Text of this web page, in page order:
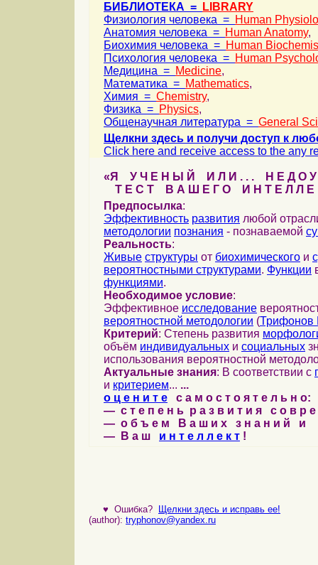
БИБЛИОТЕКА =
LIBRARY
Физиология человека = Human
Анатомия человека = Human Anatomy,
Биохимия человека = Human
Психология человека = Human
Медицина = Medicine,
Математика = Mathematics,
Химия = Chemistry,
Физика = Physics,
Общенаучная литература = General
Щелкни здесь и получи доступ к
Click here and receive access to the any
«Я У Ч Е Н Ы Й И Л И . . . Н Е Д О У
Т Е С Т В А Ш Е Г О И Н Т Е Л Л Е
Предпосылка:
Эффективность развития любой
методологии познания - познаваемой
Реальность:
Живые структуры от биохимического и
вероятностными структурами. Функции
функциями.
Необходимое условие:
Эффективное исследование
вероятностной методологии (Трифонов
Критерий: Степень развития
объём индивидуальных и социальных
использования вероятностной
Актуальные знания: В соответствии с
и критерием... ...
о ц е н и т е с а м о с т о я т е л ь н о:
— с т е п е н ь р а з в и т и я с о в р
— о б ъ е м В а ш и х з н а н и й и
— В а ш и н т е л л е к т !
♥ Ошибка?
Щелкни здесь и исправь ее!
(author): tryphonov@yandex.ru